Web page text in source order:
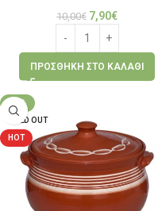
10,00€ 7,90€
ΠΡΟΣΘΉΚΗ ΣΤΟ ΚΑΛΆΘΙ
-25%
SOLD OUT
HOT